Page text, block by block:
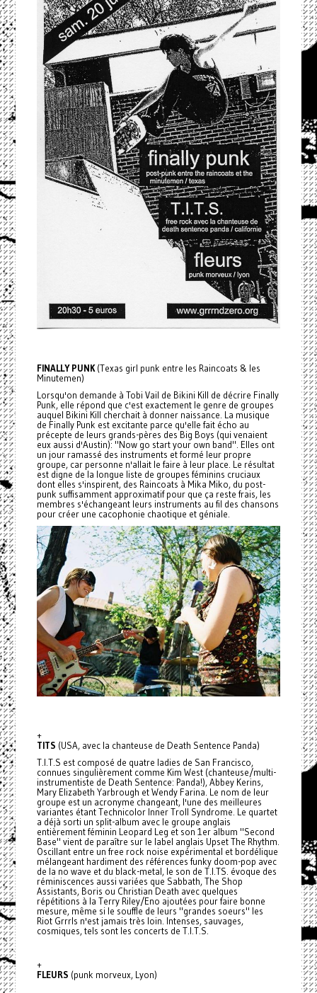
FINALLY PUNK(Texas girl punk entre les Raincoats & les
Minutemen)
Lorsqu'on demande à Tobi Vail de Bikini Kill de décrire Finally
Punk, elle répond que c'est exactement le genre de groupes
auquel Bikini Kill cherchait à donner naissance. La musique
de Finally Punk est excitante parce qu'elle fait écho au
précepte de leurs grands-pères des Big Boys (qui venaient
eux aussi d'Austin): "Now go start your own band". Elles ont
un jour ramassé des instruments et formé leur propre
groupe, car personne n'allait le faire à leur place. Le résultat
est digne de la longue liste de groupes féminins cruciaux
dont elles s'inspirent, des Raincoats à Mika Miko, du post-
punk suffisamment approximatif pour que ça reste frais, les
membres s'échangeant leurs instruments au fil des chansons
pour créer une cacophonie chaotique et géniale.
+
TITS (USA, avec la chanteuse de Death Sentence Panda)
T.I.T.S est composé de quatre ladies de San Francisco,
connues singulièrement comme Kim West (chanteuse/multi-
instrumentiste de Death Sentence: Panda!), Abbey Kerins,
Mary Elizabeth Yarbrough et Wendy Farina. Le nom de leur
groupe est un acronyme changeant, l'une des meilleures
variantes étant Technicolor Inner Troll Syndrome. Le quartet
a déjà sorti un split-album avec le groupe anglais
entièrement féminin Leopard Leg et son 1er album "Second
Base" vient de paraître sur le label anglais Upset The Rhythm.
Oscillant entre un free rock noise expérimental et bordélique
mélangeant hardiment des références funky doom-pop avec
de la no wave et du black-metal, le son de T.I.TS. évoque des
réminiscences aussi variées que Sabbath, The Shop
Assistants, Boris ou Christian Death avec quelques
répétitions à la Terry Riley/Eno ajoutées pour faire bonne
mesure, même si le souffle de leurs "grandes soeurs" les
Riot Grrrls n'est jamais très loin. Intenses, sauvages,
cosmiques, tels sont les concerts de T.I.T.S.
+
FLEURS (punk morveux, Lyon)